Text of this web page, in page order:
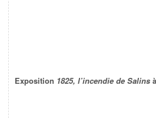
Exposition 1825, l’incendie de Salins